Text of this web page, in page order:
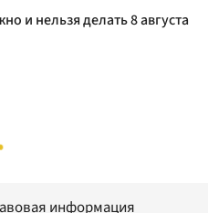
и нельзя делать 8 августа
информация